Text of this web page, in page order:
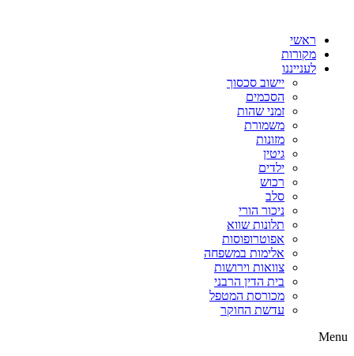
ראשי
מקורות
לענייננו
יישוב סכסוך
הסכמים
זמני שהות
משמורת
מזונות
גיטין
ילדים
רכוש
סלב
ניכור הורי
תלונות שווא
אפוטרופוסות
אלימות במשפחה
צוואות וירושות
בית הדין הרבני
מכורסת המטפל
עדשת החוקר
Menu